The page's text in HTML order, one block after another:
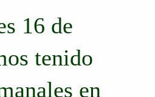
16 de
tenido
en